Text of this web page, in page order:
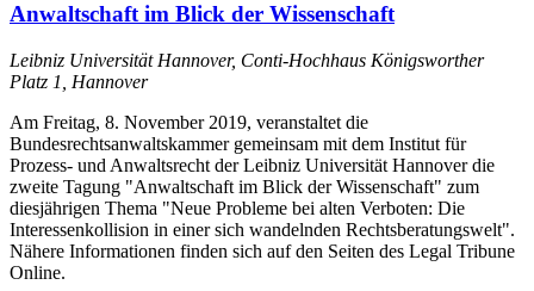
Anwaltschaft im Blick der Wissenschaft
Leibniz Universität Hannover, Conti-Hochhaus Königsworther
Platz 1, Hannover
Am Freitag, 8. November 2019, veranstaltet die
Bundesrechtsanwaltskammer gemeinsam mit dem Institut für
Prozess- und Anwaltsrecht der Leibniz Universität Hannover die
zweite Tagung "Anwaltschaft im Blick der Wissenschaft" zum
diesjährigen Thema "Neue Probleme bei alten Verboten: Die
Interessenkollision in einer sich wandelnden Rechtsberatungswelt".
Nähere Informationen finden sich auf den Seiten des Legal Tribune
Online.